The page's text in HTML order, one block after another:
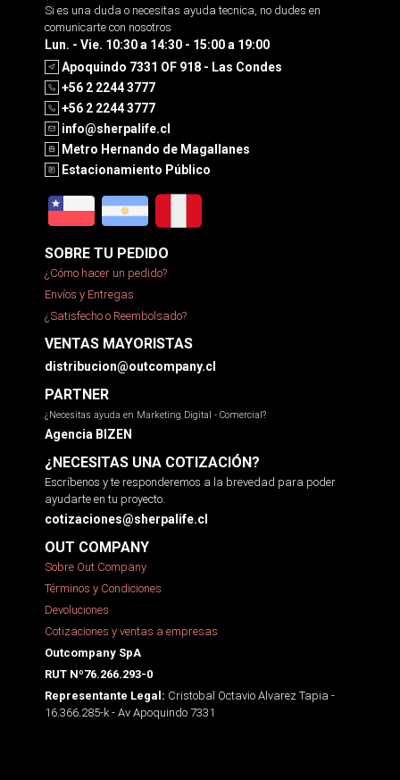
Si es una duda o necesitas ayuda tecnica, no dudes en
comunicarte con nosotros
Lun. - Vie. 10:30 a 14:30 - 15:00 a 19:00
Apoquindo 7331 OF 918 - Las Condes
+56 2 2244 3777
+56 2 2244 3777
info@sherpalife.cl
Metro Hernando de Magallanes
Estacionamiento Público
SOBRE TU PEDIDO
¿Cómo hacer un pedido?
Envíos y Entregas
¿Satisfecho o Reembolsado?
VENTAS MAYORISTAS
distribucion@outcompany.cl
PARTNER
¿Necesitas ayuda en Marketing Digital - Comercial?
Agencia BIZEN
¿NECESITAS UNA COTIZACIÓN?
Escríbenos y te responderemos a la brevedad para poder
ayudarte en tu proyecto.
cotizaciones@sherpalife.cl
OUT COMPANY
Sobre Out Company
Términos y Condiciones
Devoluciones
Cotizaciones y ventas a empresas
Outcompany SpA
RUT Nº76.266.293-0
Representante Legal: Cristobal Octavio Alvarez Tapia -
16.366.285-k - Av Apoquindo 7331